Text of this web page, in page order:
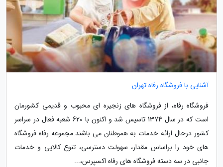
آشنایی با فروشگاه رفاه تهران
فروشگاه رفاه، از فروشگاه های زنجیره ای محبوب و قدیمی کشورمان
است که در سال 1374 تاسیس شد و اکنون با 620 شعبه فعال در سراسر
کشور درحال ارائه خدمات به هموطنان می باشند.مجموعه رفاه فروشگاه
های خود را براساس مقدار، سهولت دسترسی، تنوع کالایی و خدمات
جانبی در سه دسته فروشگاه های رفاه اکسپرس،...